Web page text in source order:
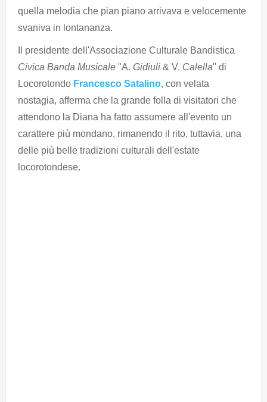
quella melodia che pian piano arrivava e velocemente
svaniva in lontananza.
Il presidente dell'Associazione Culturale Bandistica
Civica Banda Musicale "A. Gidiuli & V. Calella" di
Locorotondo Francesco Satalino, con velata
nostagia, afferma che la grande folla di visitatori che
attendono la Diana ha fatto assumere all'evento un
carattere più mondano, rimanendo il rito, tuttavia, una
delle più belle tradizioni culturali dell'estate
locorotondese.